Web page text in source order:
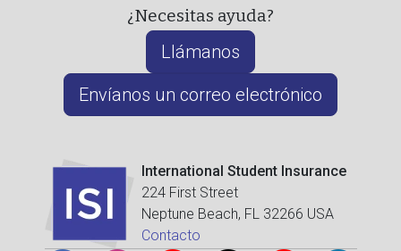
¿Necesitas ayuda?
Llámanos
Envíanos un correo electrónico
International Student Insurance
224 First Street
Neptune Beach, FL 32266 USA
Contacto